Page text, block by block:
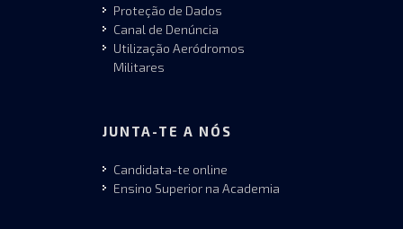
Proteção de Dados
Canal de Denúncia
Utilização Aeródromos
Militares
JUNTA-TE A NÓS
Candidata-te online
Ensino Superior na Academia